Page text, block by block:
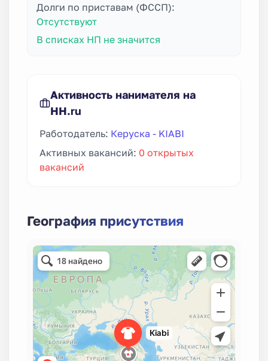
Долги по приставам (ФССП):
Отсутствуют
В списках НП не значится
Активность нанимателя на
HH.ru
Работодатель: Керуска - KIABI
Активных вакансий: 0 открытых
вакансий
География присутствия